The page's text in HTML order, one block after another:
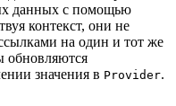
данных с помощью
контекст, они не
на один и тот же
обновляются
значения в Provider.